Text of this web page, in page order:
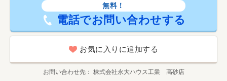
無料！
電話でお問い合わせする
お気に入りに追加する
お問い合わせ先
株式会社永大ハウス工業 高砂店